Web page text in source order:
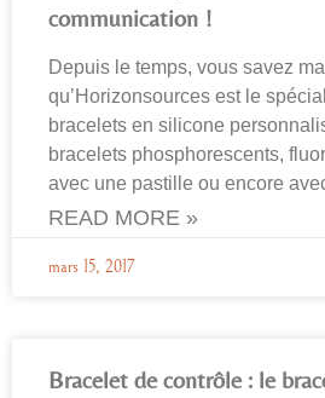
communication !
Depuis le temps, vous savez
qu’Horizonsources est le
bracelets en silicone
bracelets phosphorescents,
avec une pastille ou encore
READ MORE »
mars 15, 2017
Bracelet de contrôle : le